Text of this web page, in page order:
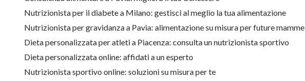
Nutrizionista per il diabete a Milano: gestisci al meglio la tua alimentazione
Nutrizionista per gravidanza a Pavia: alimentazione su misura per future mamme
Dieta personalizzata per atleti a Piacenza: consulta un nutrizionista sportivo
Dieta personalizzata online: affidati a un esperto
Nutrizionista sportivo online: soluzioni su misura per te